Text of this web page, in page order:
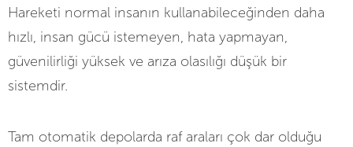
Hareketi normal insanın kullanabileceğinden daha
hızlı, insan gücü istemeyen, hata yapmayan,
güvenilirliği yüksek ve arıza olasılığı düşük bir
sistemdir.
Tam otomatik depolarda raf araları çok dar olduğu